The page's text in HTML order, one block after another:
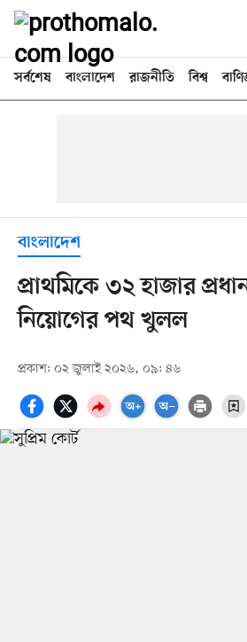
সর্বশেষ বাংলাদেশ রাজনীতি বিশ্ব
বাংলাদেশ
প্রাথমিকে ৩২ হাজার
নিয়োগের পথ খুলল
প্রকাশ: ০২ জুলাই ২০২৬, ০৯: ৪৬